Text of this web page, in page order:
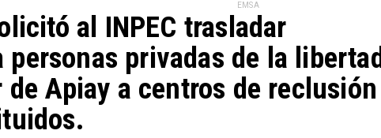
EMSA
al INPEC trasladar
privadas de la libertad
Apiay a centros de reclusión